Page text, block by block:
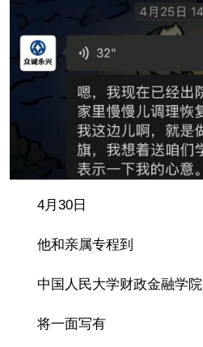
4月30日
他和亲属专程到
中国人民大学财政金融学院
将一面写有